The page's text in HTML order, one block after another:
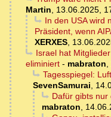
Martin, 13.06.2025,
In den USA wird
Präsident, wenn
XERXES,
Israel hat
eliminiert - mabraton,
Tagesspiegel:
SevenSamurai,
Dafür gibts nur
mabraton,